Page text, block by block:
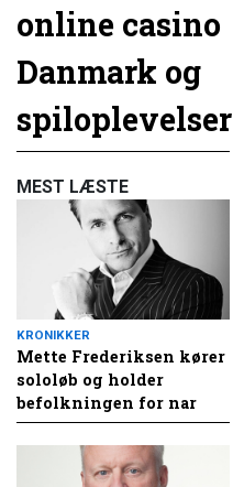
online casino
Danmark og
spiloplevelser
MEST LÆSTE
KRONIKKER
Mette Frederiksen kører
sololøb og holder
befolkningen for nar